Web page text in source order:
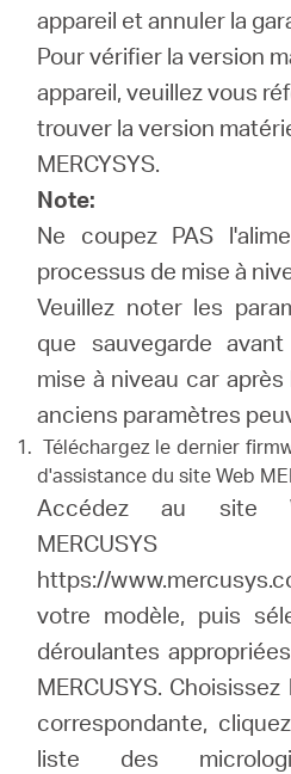
Français
appareil et annuler la
Pour vérifier la version
appareil, veuillez vous
trouver la version
MERCYSYS.
Note:
Ne coupez PAS
processus de mise à
Veuillez noter les
que sauvegarde
mise à niveau car
anciens paramètres
Téléchargez le dernier
d'assistance du site Web
Accédez au site
MERCUSYS
https://
votre modèle, puis
déroulantes
MERCUSYS. Choisissez
correspondante,
liste des